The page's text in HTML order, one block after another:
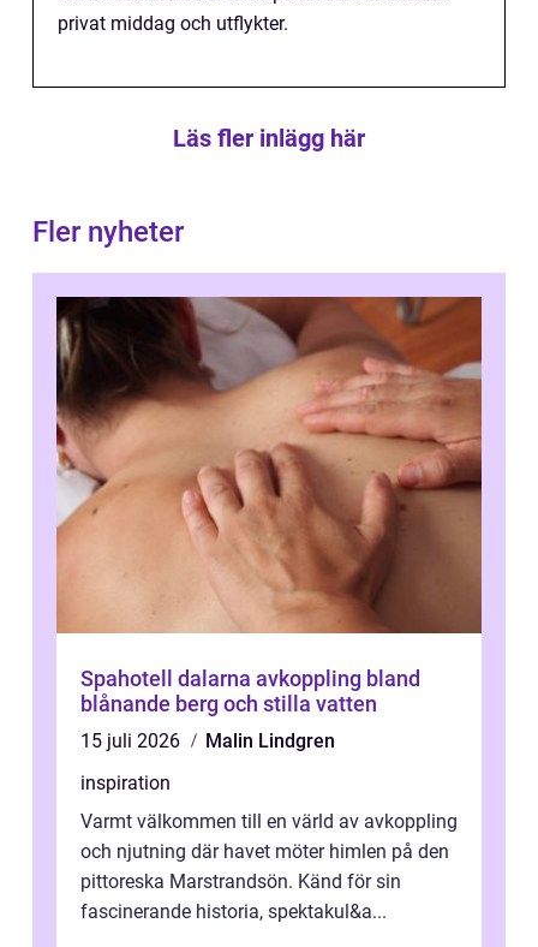
privat middag och utflykter.
Läs fler inlägg här
Fler nyheter
Spahotell dalarna avkoppling bland
blånande berg och stilla vatten
15 juli 2026
Malin Lindgren
inspiration
Varmt välkommen till en värld av avkoppling
och njutning där havet möter himlen på den
pittoreska Marstrandsön. Känd för sin
fascinerande historia, spektakul&a...